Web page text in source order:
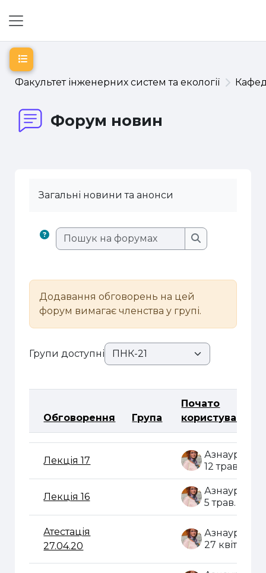
Факультет інженерних систем та екології
Форум новин
Відкритий покажчик курсу
Загальні новини та анонси
Пошук на
Пошук на
Додавання обговорень на цей
форум вимагає членства у групі.
Групи доступні
Статус
Обговорення Група
Почато
користувачем
Лекція 17
12 трав.
Лекція 16
5 трав. 2020
Атестація
27.04.20
27 квіт. 2020